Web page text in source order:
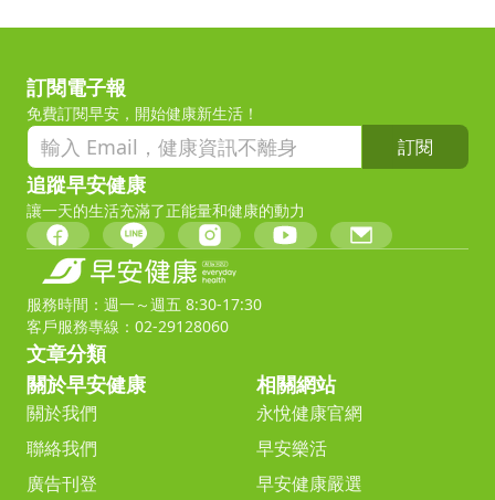
訂閱電子報
免費訂閱早安，開始健康新生活！
訂閱
追蹤早安健康
讓一天的生活充滿了正能量和健康的動力
服務時間：週一～週五 8:30-17:30
客戶服務專線：02-29128060
文章分類
關於早安健康
關於我們
聯絡我們
廣告刊登
相關網站
永悅健康官網
早安樂活
早安健康嚴選